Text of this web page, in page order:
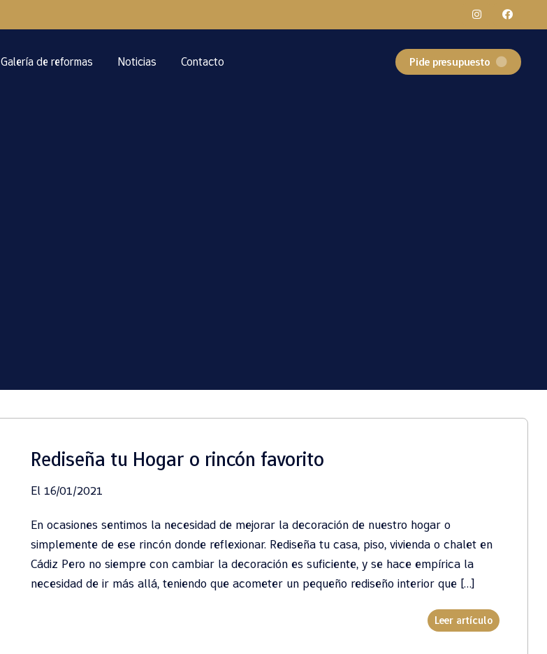
Galería de reformas Noticias Contacto Pide presupuesto
Rediseña tu Hogar o rincón favorito
El 16/01/2021
En ocasiones sentimos la necesidad de mejorar la decoración de nuestro hogar o
simplemente de ese rincón donde reflexionar. Rediseña tu casa, piso, vivienda o chalet en
Cádiz Pero no siempre con cambiar la decoración es suficiente, y se hace empírica la
necesidad de ir más allá, teniendo que acometer un pequeño rediseño interior que […]
Leer artículo